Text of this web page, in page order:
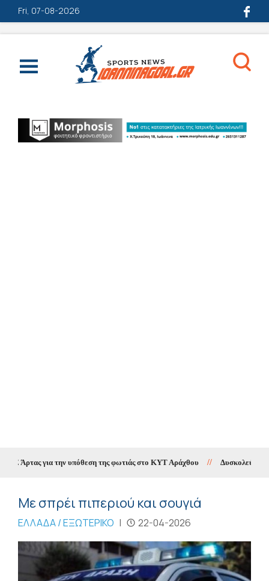
Fri, 07-08-2026
Άρτας για την υπόθεση της φωτιάς στο ΚΥΤ Αράχθου // Δυσκολεύει η
Με σπρέι πιπεριού και σουγιά
ΕΛΛΑΔΑ / ΕΞΩΤΕΡΙΚΟ | 22-04-2026